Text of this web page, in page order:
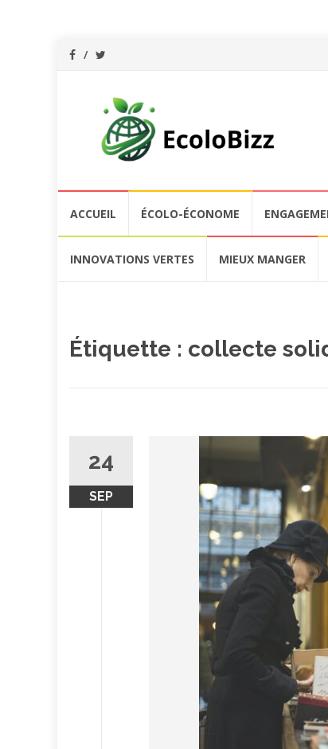
contenu
ACCUEIL ÉCOLO-ÉCONOME
INNOVATIONS VERTES MIEUX MANGER
Étiquette : collecte
24
SEP